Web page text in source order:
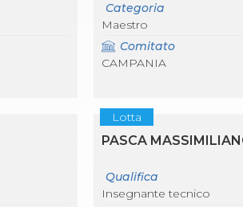
Categoria
Maestro
Comitato
CAMPANIA
Lotta
PASCA
Qualifica
Insegnante tecnico